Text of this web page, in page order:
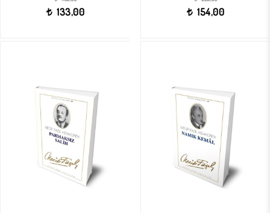
t
133,00
t
154,00